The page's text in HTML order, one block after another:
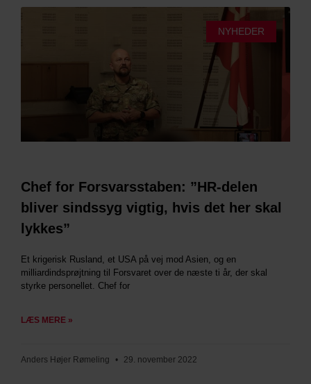
NYHEDER
Chef for Forsvarsstaben: ”HR-delen
bliver sindssyg vigtig, hvis det her skal
lykkes”
Et krigerisk Rusland, et USA på vej mod Asien, og en
milliardindsprøjtning til Forsvaret over de næste ti år, der skal
styrke personellet. Chef for
LÆS MERE »
Anders Højer Rømeling 29. november 2022